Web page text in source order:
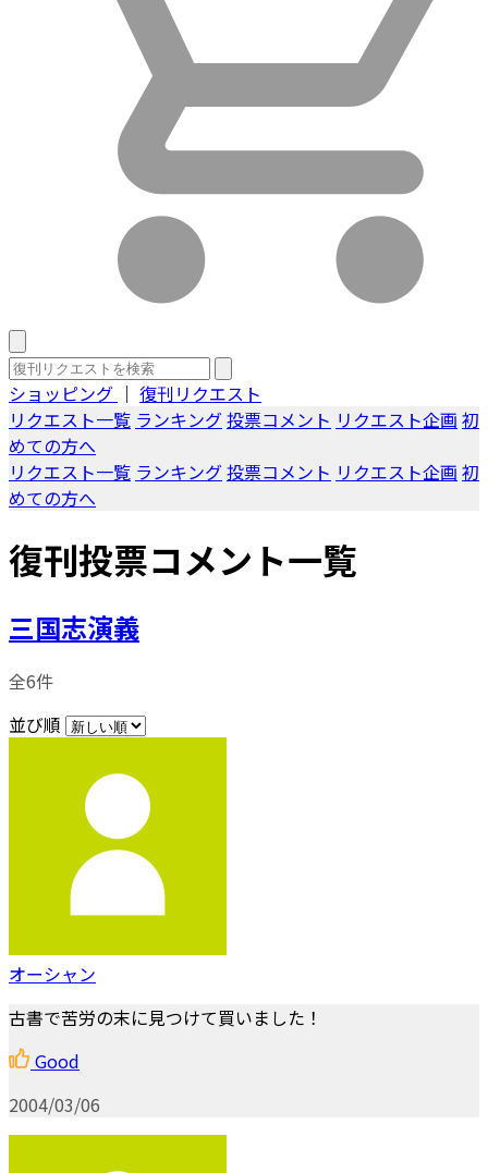
ショッピング ｜ 復刊リクエスト
リクエスト一覧 ランキング投票コメント リクエスト企画 初
めての方へ
リクエスト一覧 ランキング投票コメント リクエスト企画 初
めての方へ
復刊投票コメント一覧
三国志演義
全6件
並び順
オーシャン
古書で苦労の末に見つけて買いました！
Good
2004/03/06